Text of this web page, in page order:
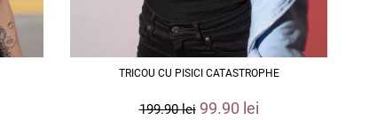
TRICOU CU PISICI CATASTROPHE
199.90lei 99.90 lei